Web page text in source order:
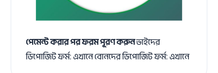
পেমেন্ট করার পর ফরম পূরণ করুনভাইদের
ডিপোজিট ফর্ম: এখানেবোনদের ডিপোজিট ফর্ম: এখানে